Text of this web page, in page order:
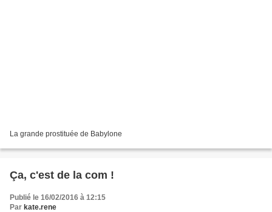
La grande prostituée de Babylone
Ça, c'est de la com !
Publié le 16/02/2016 à 12:15
Par kate.rene